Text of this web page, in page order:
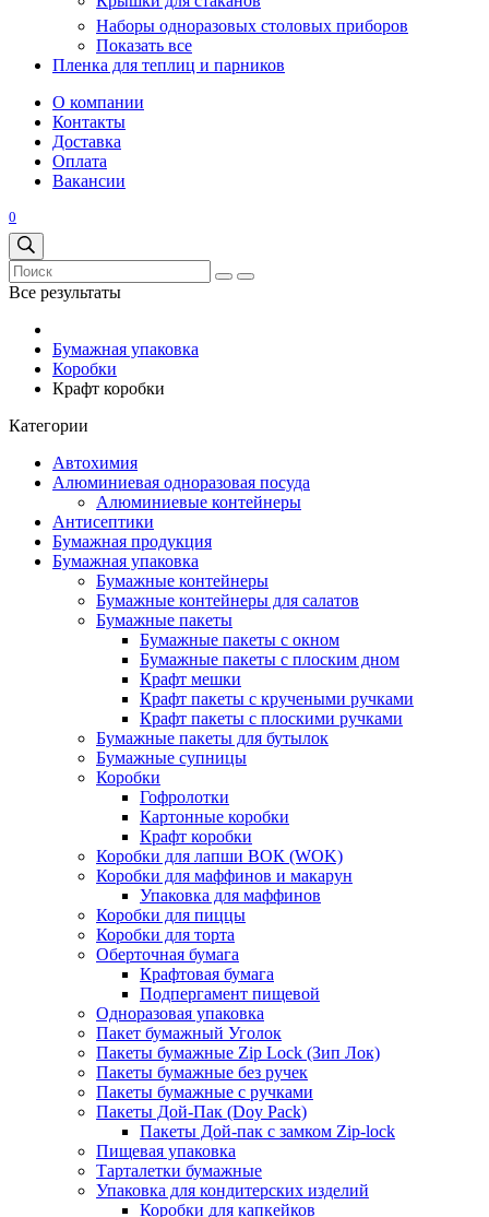
Наборы одноразовых столовых приборов
Показать все
Пленка для теплиц и парников
О компании
Контакты
Доставка
Оплата
Вакансии
0
Все результаты
Бумажная упаковка
Коробки
Крафт коробки
Категории
Автохимия
Алюминиевая одноразовая посуда
Алюминиевые контейнеры
Антисептики
Бумажная продукция
Бумажная упаковка
Бумажные контейнеры
Бумажные контейнеры для салатов
Бумажные пакеты
Бумажные пакеты с окном
Бумажные пакеты с плоским дном
Крафт мешки
Крафт пакеты с кручеными ручками
Крафт пакеты с плоскими ручками
Бумажные пакеты для бутылок
Бумажные супницы
Коробки
Гофролотки
Картонные коробки
Крафт коробки
Коробки для лапши ВОК (WOK)
Коробки для маффинов и макарун
Упаковка для маффинов
Коробки для пиццы
Коробки для торта
Оберточная бумага
Крафтовая бумага
Подпергамент пищевой
Одноразовая упаковка
Пакет бумажный Уголок
Пакеты бумажные Zip Lock (Зип Лок)
Пакеты бумажные без ручек
Пакеты бумажные с ручками
Пакеты Дой-Пак (Doy Pack)
Пакеты Дой-пак с замком Zip-lock
Пищевая упаковка
Тарталетки бумажные
Упаковка для кондитерских изделий
Коробки для капкейков